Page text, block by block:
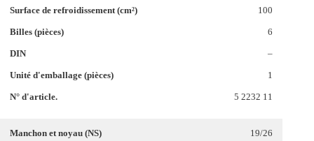
100
6
–
1
5 2232 11
19/26